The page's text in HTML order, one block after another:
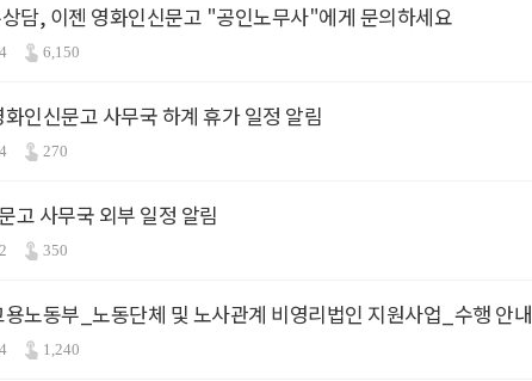
담, 이젠 영화인신문고 "공인노무사"에게 문의하세요
6,150
인신문고 사무국 하계 휴가 일정 알림
270
고 사무국 외부 일정 알림
350
용노동부_노동단체 및 노사관계 비영리법인 지원사업_수행 안내
1,240